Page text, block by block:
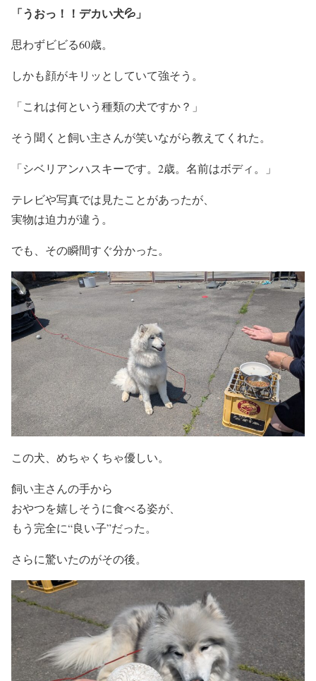
「うおっ！！デカい犬💦」
思わずビビる60歳。
しかも顔がキリッとしていて強そう。
「これは何という種類の犬ですか？」
そう聞くと飼い主さんが笑いながら教えてくれた。
「シベリアンハスキーです。2歳。名前はボディ。」
テレビや写真では見たことがあったが、
実物は迫力が違う。
でも、その瞬間すぐ分かった。
この犬、めちゃくちゃ優しい。
飼い主さんの手から
おやつを嬉しそうに食べる姿が、
もう完全に“良い子”だった。
さらに驚いたのがその後。